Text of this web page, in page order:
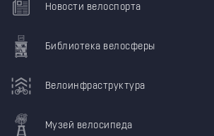
Новости велоспорта
Библиотека велосферы
Велоинфраструктура
Музей велосипеда